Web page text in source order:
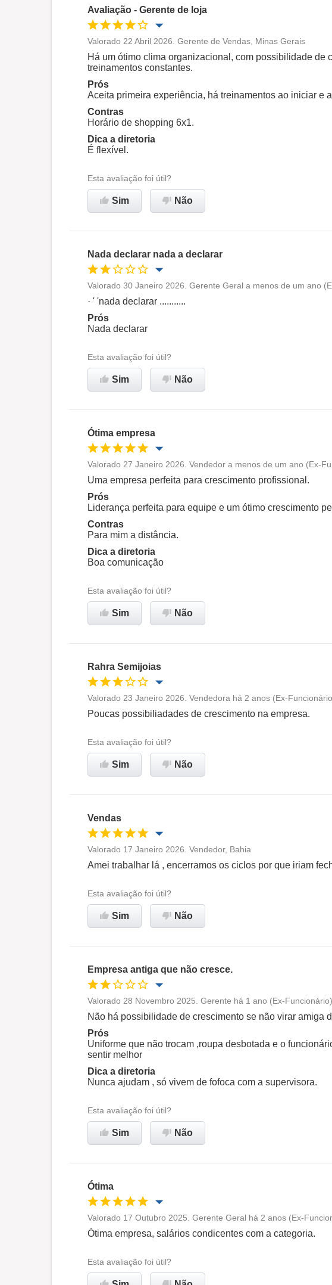
Avaliação - Gerente de loja
Oportunidade de promoção
Ambiente de trabalho
Conciliação com
Recomenda esta empresa
Valorado 22 Abril 2026. Gerente de Vendas, Minas Gerais
Há um ótimo clima organizacional, com possibilidade de
treinamentos constantes.
Prós
Aceita primeira experiência, há treinamentos ao iniciar e
Contras
Horário de shopping 6x1.
Dica a diretoria
É flexível.
Esta avaliação foi útil?
Sim Não
Nada declarar nada a declarar
Oportunidade de promoção
Ambiente de trabalho
Não recomenda esta
empresa
Valorado 30 Janeiro 2026. Gerente Geral a menos de um ano
· ' 'nada declarar ...........
Prós
Nada declarar
Esta avaliação foi útil?
Sim Não
Ótima empresa
Oportunidade de promoção
Ambiente de trabalho
Conciliação com
Benefícios
Recomenda esta empresa
Valorado 27 Janeiro 2026. Vendedor a menos de um ano (Ex-
Uma empresa perfeita para crescimento profissional.
Prós
Liderança perfeita para equipe e um ótimo crescimento
Contras
Para mim a distância.
Dica a diretoria
Boa comunicação
Esta avaliação foi útil?
Sim Não
Rahra Semijoias
Oportunidade de promoção
Ambiente de trabalho
Conciliação com
Recomenda esta empresa
Valorado 23 Janeiro 2026. Vendedora há 2 anos (Ex-
Poucas possibiliadades de crescimento na empresa.
Esta avaliação foi útil?
Sim Não
Vendas
Oportunidade de promoção
Ambiente de trabalho
Conciliação com
Recomenda esta empresa
Valorado 17 Janeiro 2026. Vendedor, Bahia
Amei trabalhar lá , encerramos os ciclos por que iriam
Esta avaliação foi útil?
Sim Não
Empresa antiga que não cresce.
Oportunidade de promoção
Ambiente de trabalho
Conciliação com
Benefícios
Não recomenda esta
empresa
Não
Valorado 28 Novembro 2025. Gerente há 1 ano (Ex-
Não há possibilidade de crescimento se não virar amiga
Prós
Uniforme que não trocam ,roupa desbotada e o
sentir melhor
Dica a diretoria
Nunca ajudam , só vivem de fofoca com a supervisora.
Esta avaliação foi útil?
Sim Não
Ótima
Oportunidade de promoção
Ambiente de trabalho
Conciliação com
Valorado 17 Outubro 2025. Gerente Geral há 2 anos (Ex-
Ótima empresa, salários condicentes com a categoria.
Esta avaliação foi útil?